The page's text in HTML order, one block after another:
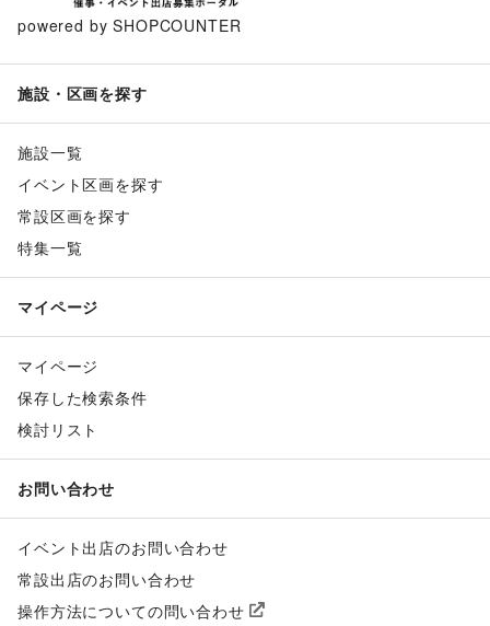
powered by SHOPCOUNTER
施設・区画を探す
施設一覧
イベント区画を探す
常設区画を探す
特集一覧
マイページ
マイページ
保存した検索条件
検討リスト
お問い合わせ
イベント出店のお問い合わせ
常設出店のお問い合わせ
操作方法についての問い合わせ